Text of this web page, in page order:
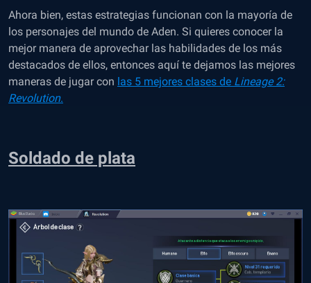
Ahora bien, estas estrategias funcionan con la mayoría de
los personajes del mundo de Aden. Si quieres conocer la
mejor manera de aprovechar las habilidades de los más
destacados de ellos, entonces aquí te dejamos las mejores
maneras de jugar con las 5 mejores clases de Lineage 2:
Revolution.
Soldado de plata